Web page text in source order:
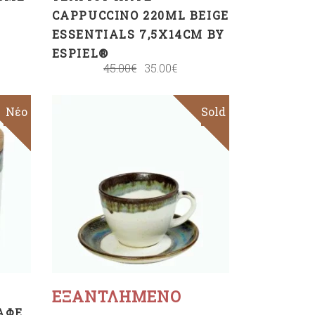
CAPPUCCINO 220ML BEIGE
ESSENTIALS 7,5X14CM BY
ESPIEL®
45.00€ 35.00€
Sale
Νέο Sale
ΕΞΑΝΤΛΗΜΈΝΟ
Sold
Διαβάστε
περισσότερα